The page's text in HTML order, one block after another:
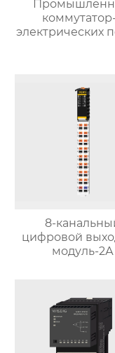
электрических
8-
цифровой
модуль-2А